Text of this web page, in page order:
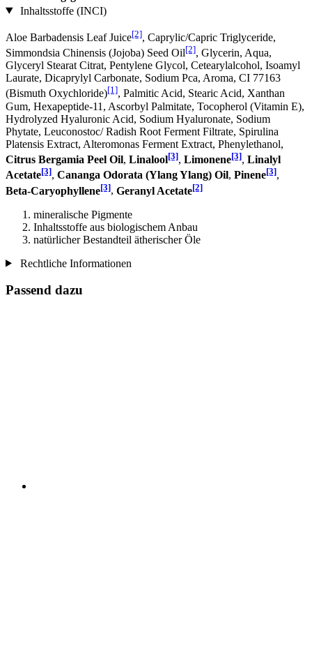
Inhaltsstoffe (INCI)
Aloe Barbadensis Leaf Juice[2], Caprylic/Capric Triglyceride,
Simmondsia Chinensis (Jojoba) Seed Oil[2], Glycerin, Aqua,
Glyceryl Stearat Citrat, Pentylene Glycol, Cetearylalcohol, Isoamyl
Laurate, Dicaprylyl Carbonate, Sodium Pca, Aroma, CI 77163
(Bismuth Oxychloride)[1], Palmitic Acid, Stearic Acid, Xanthan
Gum, Hexapeptide-11, Ascorbyl Palmitate, Tocopherol (Vitamin E),
Hydrolyzed Hyaluronic Acid, Sodium Hyaluronate, Sodium
Phytate, Leuconostoc/ Radish Root Ferment Filtrate, Spirulina
Platensis Extract, Alteromonas Ferment Extract, Phenylethanol,
Citrus Bergamia Peel Oil, Linalool[3], Limonene[3], Linalyl
Acetate[3], Cananga Odorata (Ylang Ylang) Oil, Pinene[3],
Beta-Caryophyllene[3], Geranyl Acetate[2]
mineralische Pigmente
Inhaltsstoffe aus biologischem Anbau
natürlicher Bestandteil ätherischer Öle
Rechtliche Informationen
Passend dazu